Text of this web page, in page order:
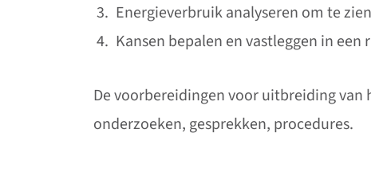
Energieverbruik analyseren om te
Kansen bepalen en vastleggen in een
De voorbereidingen voor uitbreiding
onderzoeken, gesprekken, procedures.